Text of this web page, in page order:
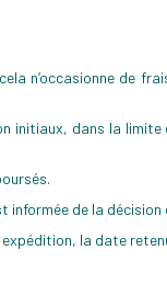
n’occasionne de
dans la
informée de la
la date